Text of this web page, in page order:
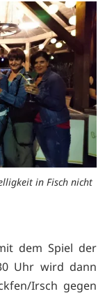
in Fisch nicht
dem Spiel der
Uhr wird dann
Irsch gegen